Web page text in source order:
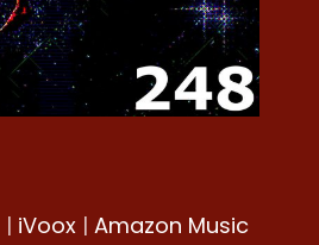
| iVoox | Amazon Music